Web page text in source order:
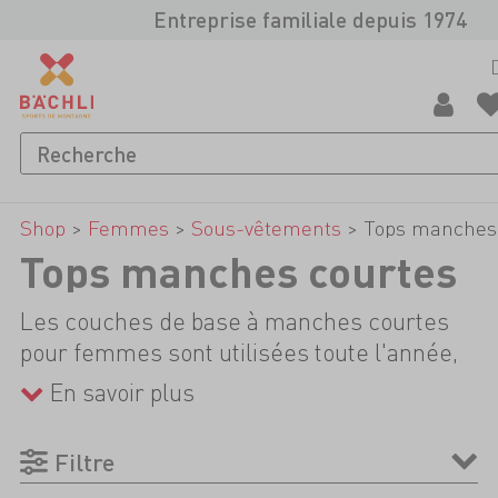
Entreprise familiale depuis 1974
Shop > Femmes > Sous-vêtements > Tops
Tops manches courtes
Les couches de base à manches courtes
pour femmes sont utilisées toute l'année,
que ce soit pour les randonnées estivales
en montagne, les nuits fraîches en bivouac
ou en hiver pour les randonnées à ski, en
raquettes ou l'escalade sur glace. Le tissu
En savoir plus
Filtre